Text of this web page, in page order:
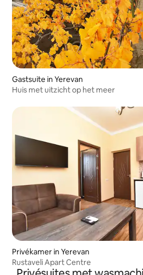
Gastsuite in Yerevan
Huis met uitzicht op het meer
Privékamer in Yerevan
Rustaveli Apart Centre